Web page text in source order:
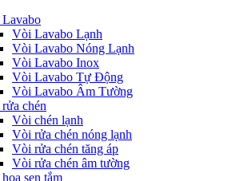
Vòi Lavabo Lạnh
Vòi Lavabo Nóng Lạnh
Vòi Lavabo Inox
Vòi Lavabo Tự Động
Vòi Lavabo Âm Tường
chén
Vòi chén lạnh
Vòi rửa chén nóng lạnh
Vòi rửa chén tăng áp
Vòi rửa chén âm tường
sen tắm